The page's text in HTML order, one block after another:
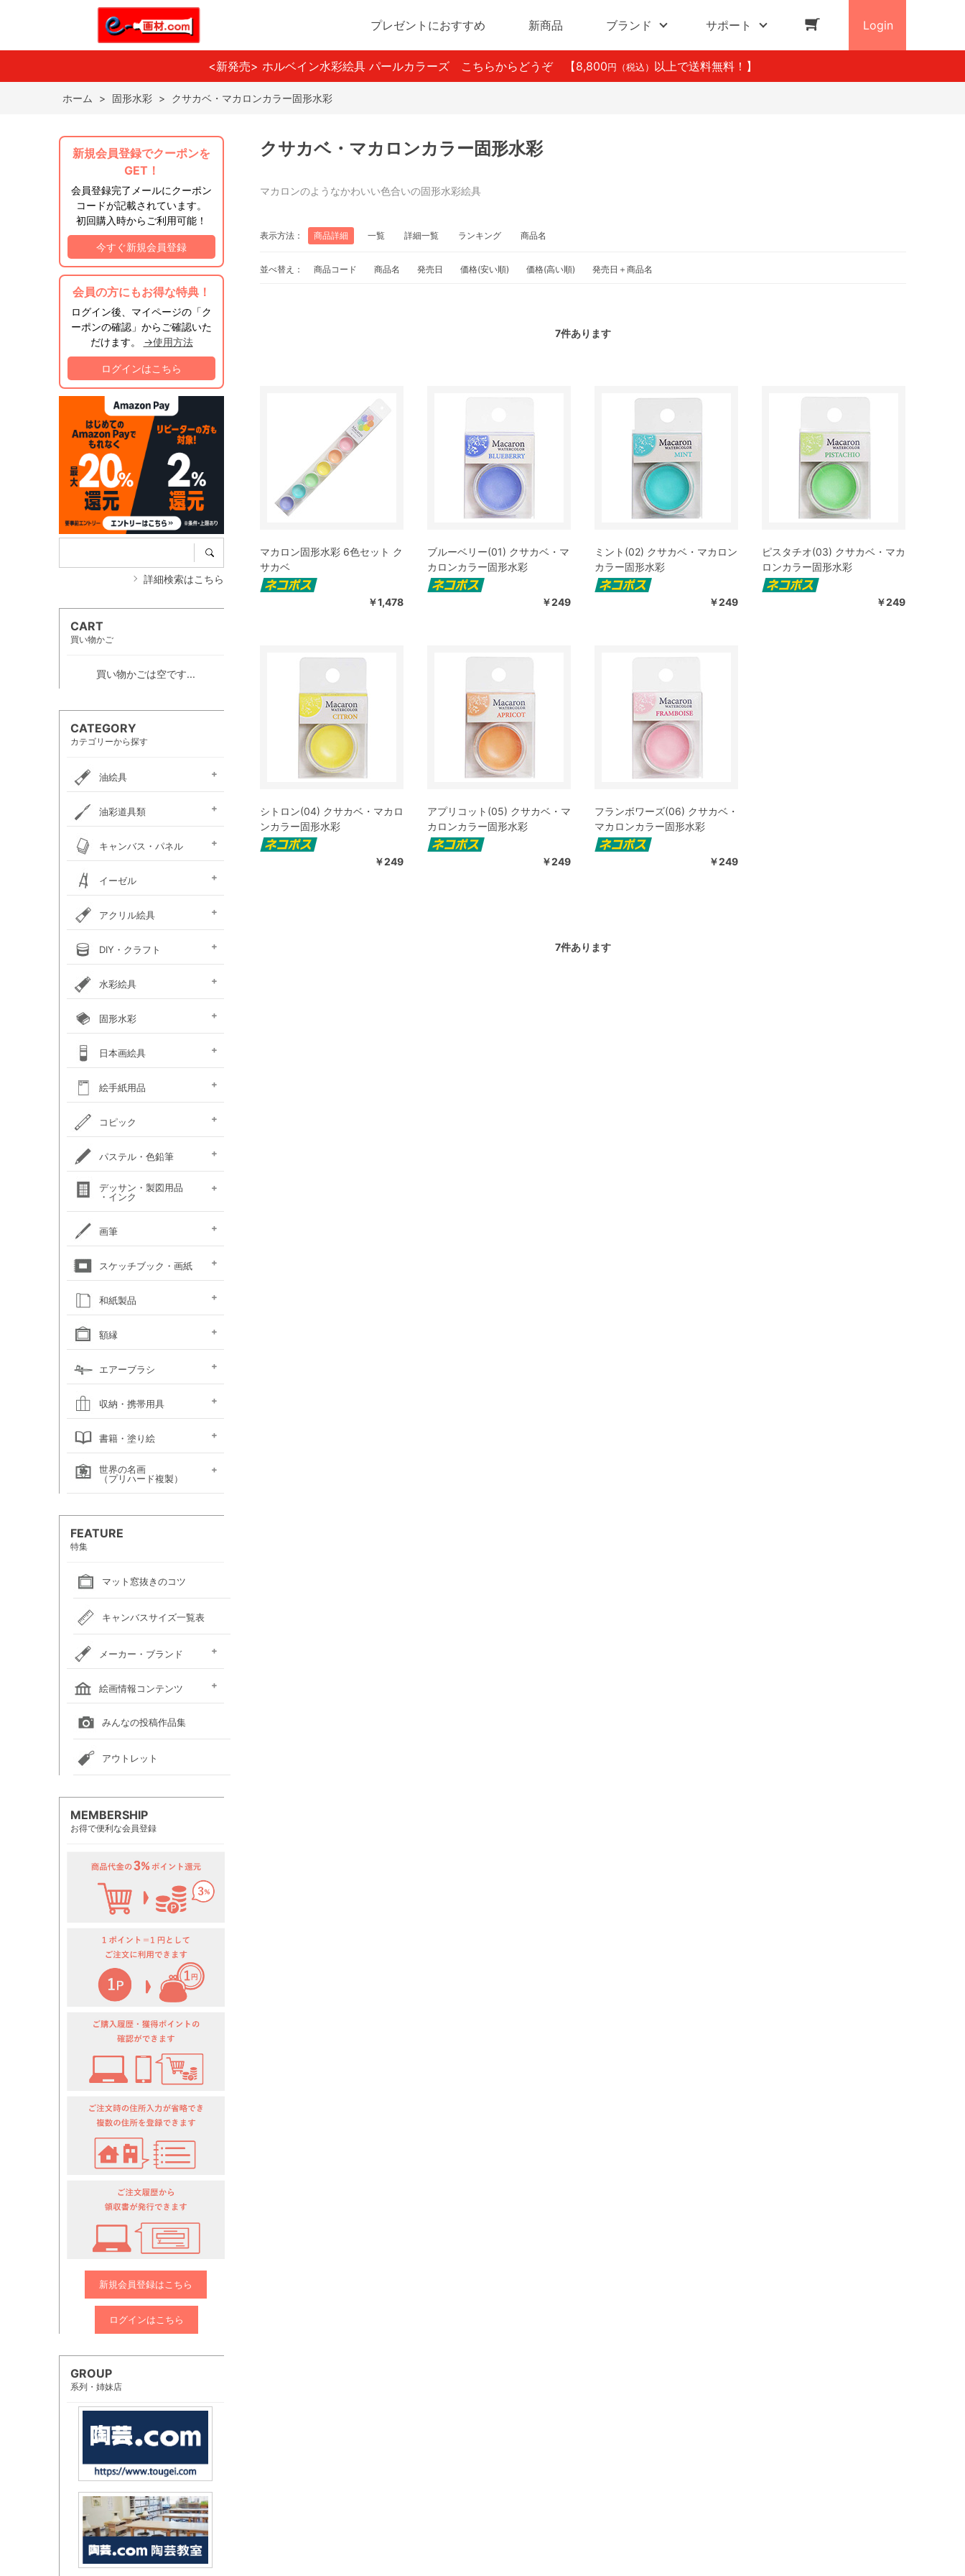
プレゼントにおすすめ 新商品 ブランド サポート Login
<新発売> ホルベイン水彩絵具 パールカラーズ こちらからどうぞ 【8,800 円（税込） 以上で送料無料！】
ホーム > 固形水彩 > クサカベ・マカロンカラー固形水彩
新規会員登録でクーポンを
GET！
会員登録完了メールにクーポン
コードが記載されています。
初回購入時からご利用可能！
今すぐ新規会員登録
会員の方にもお得な特典！
ログイン後、マイページの「ク
ーポンの確認」からご確認いた
だけます。 →使用方法
ログインはこちら
詳細検索はこちら
CART
買い物かご
買い物かごは空です...
CATEGORY
カテゴリーから探す
油絵具
お勧めセット
アーチスト油絵具
DUO水可溶性油絵具
ヴェルネ 高品位油絵具
ホルベイン画用液
スタンダードオイルカラー
クサカベ・専門家用油絵具
ミノー油絵具
ギルド油絵具
ラスター油絵具
クサカベ画用液
マツダ・スーパー油絵具
マツダ画用液
オイルカラー AOC
W＆N画用液
レンブラント油絵具
ヴァンゴッホ油絵具
ターレンス油絵具
ターレンス画用液
ターナー・マチソン油絵具
ターナー画溶液
油彩道具類
ペインティングナイフ
ペインティングナイフ
イタリアンアートナイフ
ペンチングナイフ
パレットナイフ
カタリスト
パレット
チューブ絞り
キャンバス・パネル
張り上げキャンバス
ロールキャンバス
キャンバスボード
木枠
キャンバス張り用具
木製パネル・水貼りテープ
メタリックキャンバス
イーゼル
アトリエイーゼル
デッサンイーゼル
ディスプレイイーゼル
野外イーゼル
卓上イーゼル
イーゼルボックス
アトリエキャビネット
イーゼル用品
アクリル絵具
アクリルガッシュ絵具
ガッシュ専用メディウム
布えのぐ
ターナー・イベントカラー
絵具（レギュラー）
絵具（ソフト）
リキテックスベーシックス
リキテックスリキッド
リキテックスプライム
アクリリックプラス
リキテックスバイオベース
メディウム類
ホルベイン・アクリリック
カラー［ヘビーボディ］
アクリリックガッシュ
ホルベイン・メディウム類
ホルベイン・アクリリック
カラー ［フルイド］
ホルベイン・アクリリック
カラー ［インク］
ホルベイン・アクリリック
カラー ［イリデッセンス］
アクリリックカラー
アクリリックガッシュ
アムステルダム・アクリリ
ックカラー エキスパート
アムステルダム・アクリル
絵具メディウム／補助材
クサカベ・アキーラ
アキーラ ガッシュ
アキーラ専用 メディウ
ム
アクリル絵具廃液処理剤
ゴールデン ヘビーボデ
ィ
ゴールデン フルイド
ゴールデン ハイフロー
ゴールデン オープン
ゴールデン ソーフラッ
ト
ゴールデン メディウム
DIY・クラフト
ガラスペイント
ベトンペースト
布えのぐ
ステッチカラー
オーブン陶土
水彩絵具
セット
専門家用透明水彩絵具
ハルモニア分離水彩絵具
シングルピグメント
W＆N プロフェッショナル・
ウォーターカラー(PWC)
レンブラント水彩絵具
ゴールデン QoR(コア)
ホルベイン透明水彩絵具
絵具（ガッシュ）
メディウム・他
ダニエルスミス
ターナー・ポスターカラー
水彩道具類
マスク液
固形水彩
ウォーターカラー(PWC)
ウォーターカラー(CWC)
ホルベイン・ケーキカラー
ホルベイン・パンカラー
FINETEC(ファインテック)
ゴールデン QoR(コア)
パール固形水彩絵具
カラー固形水彩
固形透明水彩絵具
固形透明水彩絵具
プチカラー 透明固形水
彩
ダニエルスミス ハーフパ
ン
水彩道具類
日本画絵具
新岩絵具
天然岩絵具
ナカガワ水飛胡粉
吉祥水干絵具
吉祥チューブ水干絵具
吉祥 日本画用顔料
(糊剤・目止め剤)
金泥・銀泥・箔類
顔彩角皿
顔彩鉄鉢
墨彩画セット
日本画墨
日本画道具類
ナカガワ 日本画キット
呉竹 顔彩
絵手紙用品
絵手紙セット
フィス顔彩パレット
顔彩深美
絵手紙用
はがき・絵手紙帳
コピック
コピック スケッチ
コピック チャオ
コピック クラシック
コピック アクレア
ープラス
パステル・色鉛筆
パステルセット
（ハード）
パステルセット
（ソフト）
パンパステル
パステル鉛筆セット
オイルパステル・
クレパス・クレヨン
パステル・色鉛筆
関連用品
色鉛筆セット
水彩色鉛筆セット
チョークアート
デッサン・製図用品
・インク
鉛筆セット
画用木炭
モデル人形
デッサン関連用品
ロットリング
W&N ドローイングインク
画筆
油彩筆セット
油彩用ラウンド（丸筆）
（丸平筆）
油彩用フラット（平筆）
油彩用ファン（扇型）
油絵用刷毛
水彩筆セット
水彩用ラウンド（丸筆）
水彩用フラット（平筆）
（日本画・デザイン用）
（日本画・デザイン用）
（日本画・デザイン用）
（日本画・デザイン用）
（日本画・デザイン用）
（日本画・デザイン用）
（日本画・デザイン用）
（日本画・デザイン用）
化粧筆
絵手紙用筆
スケッチブック・画紙
アルシュ水彩紙
モンバルキャンソン
ファインフェース
キャンソンXL
アルビレオ水彩紙
クレスター水彩紙
フォード水彩紙
アヴァロン水彩紙
ラングトン水彩紙
ワトソン水彩紙
ホワイトワトソン水彩紙
TACスケッチブック
W&N コットマン水彩紙
ナル水彩紙
スケッチブック 並口
オリーブシリーズ厚口
メダリオン特厚口
マルマン ヴィフアール
マルマン ソーホー
マルマン 麻表紙
クロッキーブック
クレイドクロッキー
セクションクロッキー
スタンダードクロッキー
キャンソン ミ・タント
パステルワトソン
パステルマーメイド
パステルブック
ペーパーセレクション
ポストカード
カラージェッソペーパー
水彩色紙
和紙製品
和紙・絵絹・転写紙
日本画用麻紙ボールド
水墨画用紙
ファイル
芳名帳・仮巻
額縁
油彩用額縁 (木製)
仮額縁
(マット付)
(マット無し)
軽量フレーム・イレパネ
色紙額
額用金具
エアーブラシ
ハンドピース
コンプレッサー
システムパーツ（部品）
エアーブラシ関連用品
収納・携帯用具
ポートフォリオ
キャンバスバッグ
キャンバスバッグ
スケッチバッグ各種
スケッチバッグ
エプロン
書籍・塗り絵
絵画関連書籍
塗り絵
世界の名画
（プリハード複製）
FEATURE
特集
マット窓抜きのコツ
キャンバスサイズ一覧表
メーカー・ブランド
ホルベイン
クサカベ
レンブラント
ヴァンゴッホ
アムステルダム
リキテックス
ウィンザー＆ニュートン
ダーウェント
ターナー色彩
ファーバーカステル
吉祥
ナカガワ胡粉絵具
マルマン
瀬尾製額所
名村大成堂
マルオカ
すべてのメーカー・ブランド
絵画情報コンテンツ
全国の絵画教室一覧
全国の美術館一覧
全国の画廊一覧
みんなの投稿作品集
アウトレット
MEMBERSHIP
お得で便利な会員登録
新規会員登録はこちら
ログインはこちら
GROUP
系列・姉妹店
クサカベ・マカロンカラー固形水彩
マカロンのようなかわいい色合いの固形水彩絵具
表示方法： 商品詳細 一覧 詳細一覧 ランキング 商品名
並べ替え： 商品コード 商品名 発売日 価格(安い順) 価格(高い順) 発売日＋商品名
7件あります
マカロン固形水彩 6色セット ク
サカベ
￥1,478
ブルーベリー(01) クサカベ・マ
カロンカラー固形水彩
￥249
ミント(02) クサカベ・マカロン
カラー固形水彩
￥249
ピスタチオ(03) クサカベ・マカ
ロンカラー固形水彩
￥249
シトロン(04) クサカベ・マカロ
ンカラー固形水彩
￥249
アプリコット(05) クサカベ・マ
カロンカラー固形水彩
￥249
フランボワーズ(06) クサカベ・
マカロンカラー固形水彩
￥249
7件あります